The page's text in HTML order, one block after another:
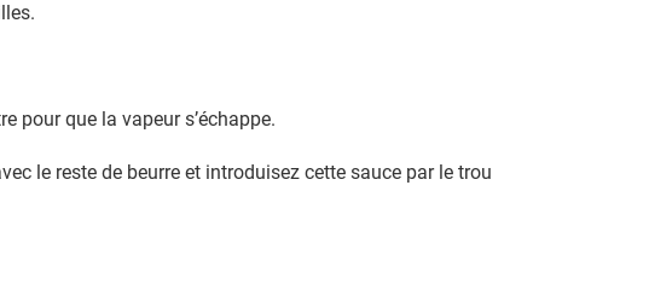
pour que la vapeur s’échappe.
le reste de beurre et introduisez cette sauce par le trou